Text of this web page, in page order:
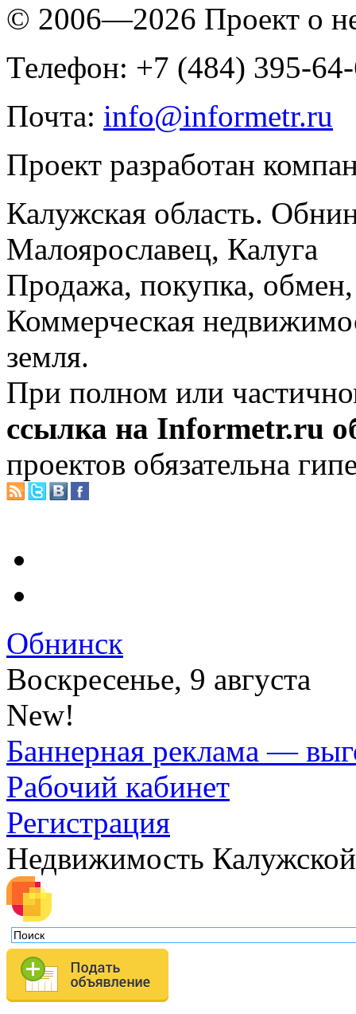
© 2006—2026 Проект о
Телефон: +7 (484) 395-
Почта: info@informetr.ru
Проект разработан
Калужская область.
Малоярославец, Калуга
Продажа, покупка, обмен,
Коммерческая
земля.
При полном или
ссылка на Informetr.ru
проектов обязательна
Обнинск
Воскресенье, 9 августа
New!
Баннерная реклама —
Рабочий кабинет
Регистрация
Недвижимость